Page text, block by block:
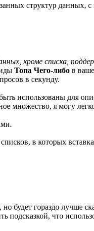
структур данных,
кроме списка,
Топа Чего-либо в
в секунду.
использованы для
множество, я могу
в которых
будет гораздо лучше
подсказкой, что